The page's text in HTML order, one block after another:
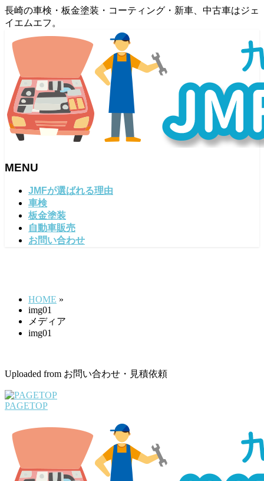
長崎の車検・板金塗装・コーティング・新車、中古車はジェ
イエムエフ。
MENU
JMFが選ばれる理由
車検
板金塗装
自動車販売
お問い合わせ
HOME »
img01
メディア
img01
Uploaded from お問い合わせ・見積依頼
PAGETOP